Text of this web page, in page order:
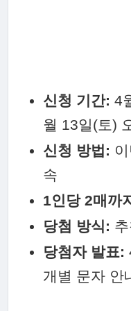
신청 기간: 4
월 13일(토)
신청 방법:
속
1인당 2매까
당첨 방식:
당첨자 발표:
개별 문자 안